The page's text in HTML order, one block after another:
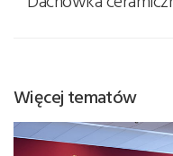
Więcej tematów